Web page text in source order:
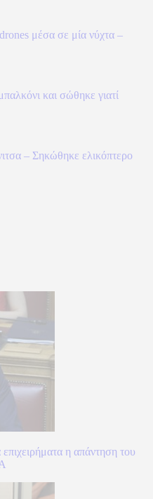
μέσα σε μία νύχτα –
και σώθηκε γιατί
– Σηκώθηκε ελικόπτερο
η απάντηση του